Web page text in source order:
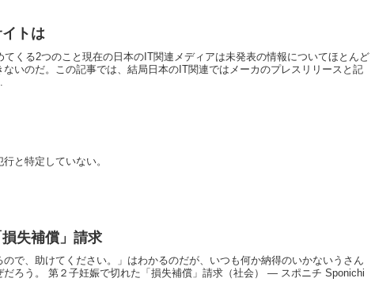
トは
くる2つのこと現在の日本のIT関連メディアは未発表の情報についてほとんど
いのだ。この記事では、結局日本のIT関連ではメーカのプレスリリースと記
と特定していない。
失補償」請求
ので、助けてください。」はわかるのだが、いつも何か納得のいかないうさん
だろう。 第２子妊娠で切れた「損失補償」請求（社会） ― スポニチ Sponichi